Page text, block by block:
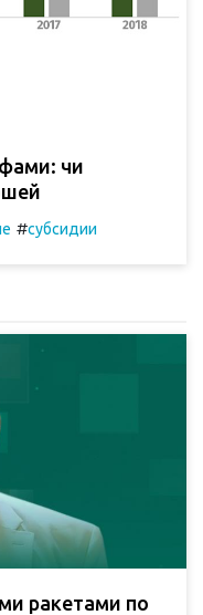
чи
#субсидии
ракетами по